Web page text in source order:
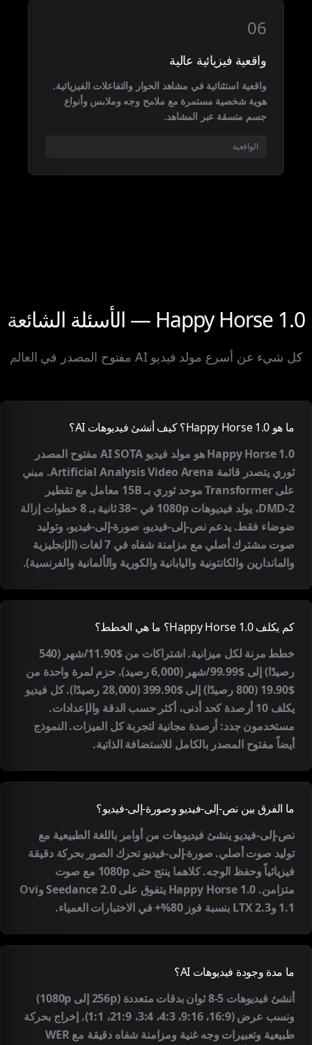
06
واقعية فيزيائية عالية
واقعية استثنائية في مشاهد الحوار والتفاعلات الفيزيائية.
هوية شخصية مستمرة مع ملامح وجه وملابس وأنواع
جسم متسقة عبر المشاهد.
الواقعية
Happy Horse 1.0 — الأسئلة الشائعة
كل شيء عن أسرع مولد فيديو AI مفتوح المصدر في العالم
ما هو Happy Horse 1.0؟ كيف أنشئ فيديوهات AI؟
Happy Horse 1.0 هو مولد فيديو AI SOTA مفتوح المصدر
ثوري يتصدر قائمة Artificial Analysis Video Arena. مبني
على Transformer موحد ثوري بـ 15B معامل مع تقطير
DMD-2، يولد فيديوهات 1080p في ~38 ثانية بـ 8 خطوات إزالة
ضوضاء فقط. يدعم نص-إلى-فيديو، صورة-إلى-فيديو، وتوليد
صوت مشترك أصلي مع مزامنة شفاه في 7 لغات (الإنجليزية
والماندارين والكانتونية واليابانية والكورية والألمانية والفرنسية).
كم يكلف Happy Horse 1.0؟ ما هي الخطط؟
خطط مرنة لكل ميزانية. اشتراكات من $11.90/شهر (540
رصيدًا) إلى $99.99/شهر (6,000 رصيد). حزم لمرة واحدة من
$19.90 (800 رصيدًا) إلى $399.90 (28,000 رصيدًا). كل فيديو
يكلف 10 أرصدة كحد أدنى، أكثر حسب الدقة والإعدادات.
مستخدمون جدد: أرصدة مجانية لتجربة كل الميزات. النموذج
أيضاً مفتوح المصدر بالكامل للاستضافة الذاتية.
ما الفرق بين نص-إلى-فيديو وصورة-إلى-فيديو؟
نص-إلى-فيديو ينشئ فيديوهات من أوامر باللغة الطبيعية مع
توليد صوت أصلي. صورة-إلى-فيديو تحرك الصور بحركة دقيقة
فيزيائياً وحفظ الوجه. كلاهما ينتج حتى 1080p مع صوت
متزامن. Happy Horse 1.0 يتفوق على Seedance 2.0 وOvi
1.1 وLTX 2.3 بنسبة فوز 80%+ في الاختبارات العمياء.
ما مدة وجودة فيديوهات AI؟
أنشئ فيديوهات 5-8 ثوان بدقات متعددة (256p إلى 1080p)
ونسب عرض (16:9، 9:16، 4:3، 3:4، 21:9، 1:1). إخراج بحركة
طبيعية وتعبيرات وجه غنية ومزامنة شفاه دقيقة مع WER